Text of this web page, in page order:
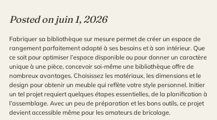
Posted on juin 1, 2026
Fabriquer sa bibliothèque sur mesure permet de créer un espace de
rangement parfaitement adapté à ses besoins et à son intérieur. Que
ce soit pour optimiser l’espace disponible ou pour donner un caractère
unique à une pièce, concevoir soi-même une bibliothèque offre de
nombreux avantages. Choisissez les matériaux, les dimensions et le
design pour obtenir un meuble qui reflète votre style personnel. Initier
un tel projet requiert quelques étapes essentielles, de la planification à
l’assemblage. Avec un peu de préparation et les bons outils, ce projet
devient accessible même pour les amateurs de bricolage.